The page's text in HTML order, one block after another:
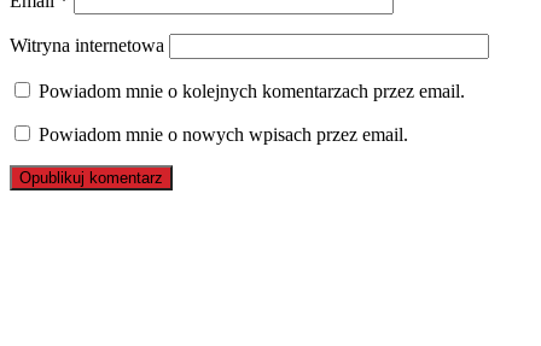
Witryna internetowa
Powiadom mnie o kolejnych komentarzach przez email.
Powiadom mnie o nowych wpisach przez email.